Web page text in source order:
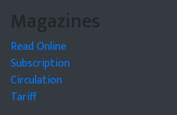
Magazines
Read Online
Subscription
Circulation
Tariff